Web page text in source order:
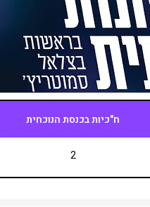
ח"כיות בכנסת הנוכחית
2